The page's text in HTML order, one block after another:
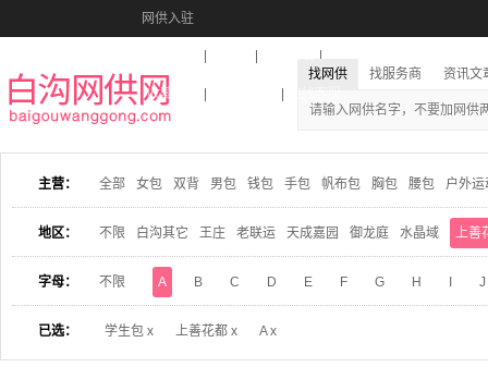
网供入驻
收藏本站
找网供 找服务商 资讯文
主营： 全部 女包 双背 男包 钱包 手包 帆布包 胸包 腰包 户外运
地区： 不限 白沟其它 王庄 老联运 天成嘉园 御龙庭 水晶域 上善
字母： 不限 A B C D E F G H J
已选： 学生包 x 上善花都 x A x